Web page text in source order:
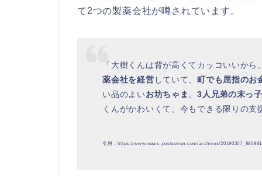
て2つの製薬会社が噂されています。
「大樹くんは背が高くてカッコいいか
薬会社を経営 していて、町でも屈指のお
い品のよいお坊ちゃま。3人兄弟の末っ子
くんがかわいくて、今もできる限りの支
引用：https://www.news-postseven.com/archives/